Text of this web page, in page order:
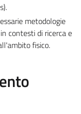
metodologie
contesti di ricerca e
fisico.